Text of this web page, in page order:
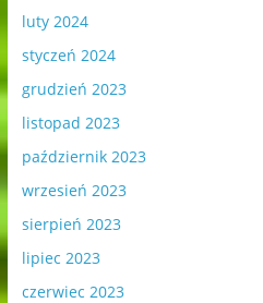
luty 2024
styczeń 2024
grudzień 2023
listopad 2023
październik 2023
wrzesień 2023
sierpień 2023
lipiec 2023
czerwiec 2023